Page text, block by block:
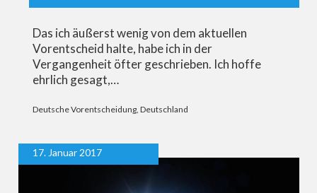
Das ich äußerst wenig von dem aktuellen
Vorentscheid halte, habe ich in der
Vergangenheit öfter geschrieben. Ich hoffe
ehrlich gesagt,…
Deutsche Vorentscheidung, Deutschland
17. Januar 2017